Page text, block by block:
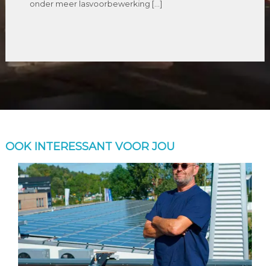
onder meer lasvoorbewerking […]
OOK INTERESSANT VOOR JOU